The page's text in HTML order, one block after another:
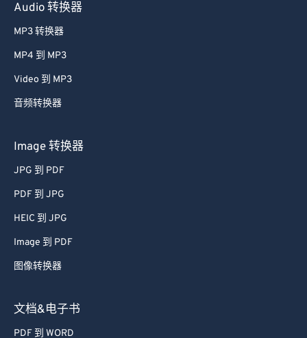
Audio 转换器
MP3 转换器
MP4 到 MP3
Video 到 MP3
音频转换器
Image 转换器
JPG 到 PDF
PDF 到 JPG
HEIC 到 JPG
Image 到 PDF
图像转换器
文档&电子书
PDF 到 WORD